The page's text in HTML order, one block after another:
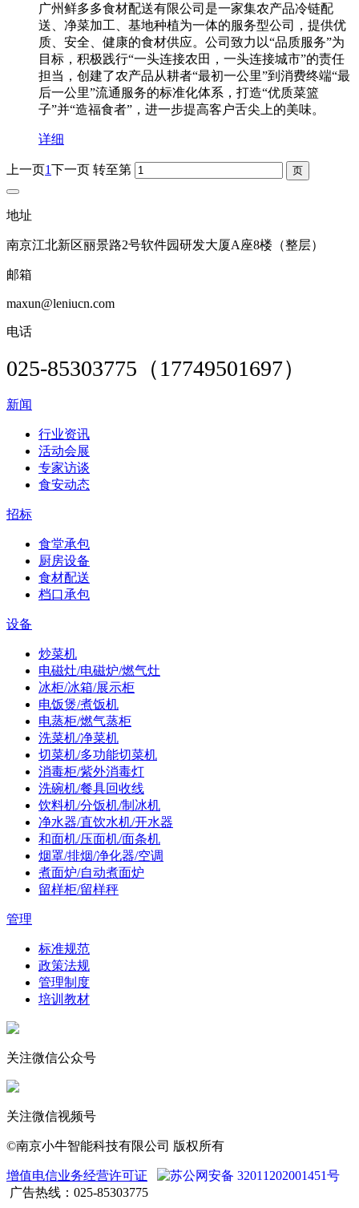
广州鲜多多食材配送有限公司是一家集农产品冷链配
送、净菜加工、基地种植为一体的服务型公司，提供优
质、安全、健康的食材供应。公司致力以“品质服务”为
目标，积极践行“一头连接农田，一头连接城市”的责任
担当，创建了农产品从耕者“最初一公里”到消费终端“最
后一公里”流通服务的标准化体系，打造“优质菜篮
子”并“造福食者”，进一步提高客户舌尖上的美味。
详细
上一页1下一页 转至第
地址
南京江北新区丽景路2号软件园研发大厦A座8楼（整层）
邮箱
maxun@leniucn.com
电话
025-85303775（17749501697）
新闻
行业资讯
活动会展
专家访谈
食安动态
招标
食堂承包
厨房设备
食材配送
档口承包
设备
炒菜机
电磁灶/电磁炉/燃气灶
冰柜/冰箱/展示柜
电饭煲/煮饭机
电蒸柜/燃气蒸柜
洗菜机/净菜机
切菜机/多功能切菜机
消毒柜/紫外消毒灯
洗碗机/餐具回收线
饮料机/分饭机/制冰机
净水器/直饮水机/开水器
和面机/压面机/面条机
烟罩/排烟/净化器/空调
煮面炉/自动煮面炉
留样柜/留样秤
管理
标准规范
政策法规
管理制度
培训教材
关注微信公众号
关注微信视频号
©南京小牛智能科技有限公司 版权所有
增值电信业务经营许可证
苏公网安备 32011202001451号
广告热线：025-85303775